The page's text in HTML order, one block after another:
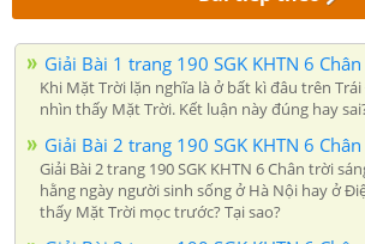
Giải Bài 1 trang 190 SGK KHTN 6
Khi Mặt Trời lặn nghĩa là ở bất kì đâu trên
nhìn thấy Mặt Trời. Kết luận này đúng hay
Giải Bài 2 trang 190 SGK KHTN 6
Giải Bài 2 trang 190 SGK KHTN 6 Chân trời
hằng ngày người sinh sống ở Hà Nội hay ở
thấy Mặt Trời mọc trước? Tại sao?